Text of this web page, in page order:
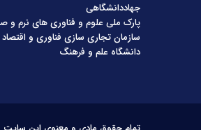
جهاددانشگاهی
پارک ملی علوم و فناوری های نرم و
سازمان تجاری سازی فناوری و
دانشگاه علم و فرهنگ